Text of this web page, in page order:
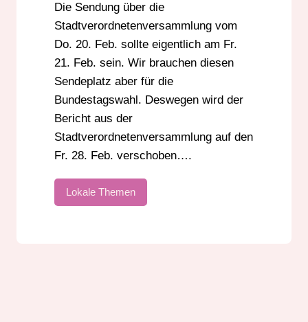
Die Sendung über die
Stadtverordnetenversammlung vom
Do. 20. Feb. sollte eigentlich am Fr.
21. Feb. sein. Wir brauchen diesen
Sendeplatz aber für die
Bundestagswahl. Deswegen wird der
Bericht aus der
Stadtverordnetenversammlung auf den
Fr. 28. Feb. verschoben….
Lokale Themen